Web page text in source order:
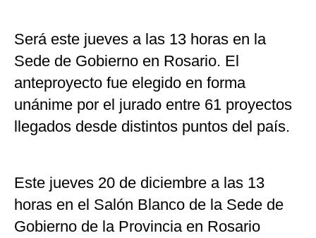
Será este jueves a las 13 horas en la
Sede de Gobierno en Rosario. El
anteproyecto fue elegido en forma
unánime por el jurado entre 61 proyectos
llegados desde distintos puntos del país.
Este jueves 20 de diciembre a las 13
horas en el Salón Blanco de la Sede de
Gobierno de la Provincia en Rosario